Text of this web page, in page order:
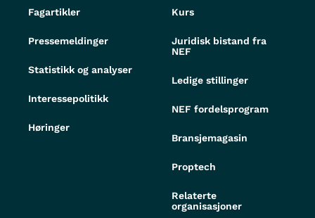
Fagartikler
Pressemeldinger
Statistikk og analyser
Interessepolitikk
Høringer
Kurs
Juridisk bistand fra
NEF
Ledige stillinger
NEF fordelsprogram
Bransjemagasin
Proptech
Relaterte
organisasjoner